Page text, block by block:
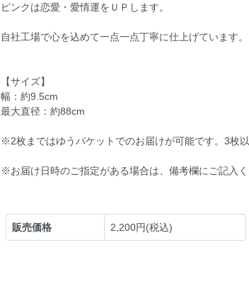
ピンクは恋愛・愛情運をＵＰします。
自社工場で心を込めて一点一点丁寧に仕上げています。
【サイズ】
幅：約9.5cm
最大直径：約88cm
※2枚まではゆうパケットでのお届けが可能です。3枚
※お届け日時のご指定がある場合は、備考欄にご記入く
販売価格 2,200円(税込)